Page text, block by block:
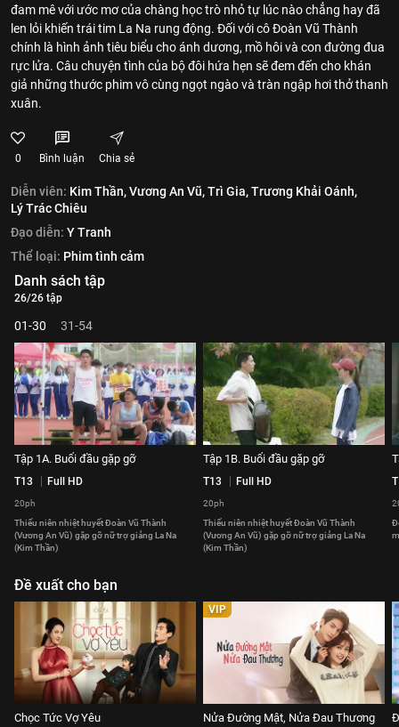
đam mê với ước mơ của chàng học trò nhỏ tự lúc nào chẳng hay đã
len lỏi khiến trái tim La Na rung động. Đối với cô Đoàn Vũ Thành
chính là hình ảnh tiêu biểu cho ánh dương, mồ hôi và con đường đua
rực lửa. Câu chuyện tình của bộ đôi hứa hẹn sẽ đem đến cho khán
giả những thước phim vô cùng ngọt ngào và tràn ngập hơi thở thanh
xuân.
0 Bình luận Chia sẻ
Diễn viên: Kim Thần,Vương An Vũ,Trì Gia,Trương Khải Oánh,
Lý Trác Chiêu
Đạo diễn: Y Tranh
Thể loại: Phim tình cảm
Danh sách tập
26/26 tập
01-30 31-54
Tập 1A. Buổi đầu gặp gỡ
T13 Full HD
20ph
Thiếu niên nhiệt huyết Đoàn Vũ Thành
(Vương An Vũ) gặp gỡ nữ trợ giảng La Na
(Kim Thần)
Tập 1B. Buổi đầu gặp gỡ
T13 Full HD
20ph
Thiếu niên nhiệt huyết Đoàn Vũ Thành
(Vương An Vũ) gặp gỡ nữ trợ giảng La Na
(Kim Thần)
Đề xuất cho bạn
Chọc Tức Vợ Yêu
VIP
Nửa Đường Mật, Nửa Đau Thương